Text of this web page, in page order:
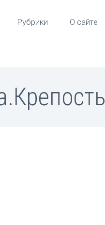
Рубрики О сайте